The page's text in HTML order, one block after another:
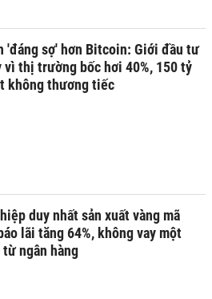
'đáng sợ' hơn Bitcoin: Giới đầu tư
vì thị trường bốc hơi 40%, 150 tỷ
không thương tiếc
duy nhất sản xuất vàng mã
lãi tăng 64%, không vay một
ngân hàng